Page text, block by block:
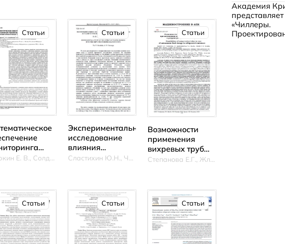
переходе на
Статьи
и
хранения
Ларкин Е. В., Солдатов Е. С., Богомолов А. В.
Статьи
Экспериментальное
исследование
влияния
попадания воды
установку
Статьи
Возможности
применения
вихревых труб
при автономном
продуктов в
рефрижераторных
контейнерах
Статьи Статьи Статьи
Академия
«Чиллеры.